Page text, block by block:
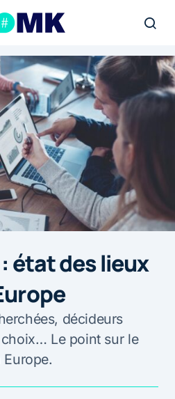
état des lieux
décideurs
choix… Le point sur le